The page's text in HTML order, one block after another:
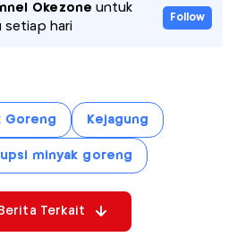
Okezone untuk
hari
Follow
Goreng Kejagung
minyak goreng
Terkait